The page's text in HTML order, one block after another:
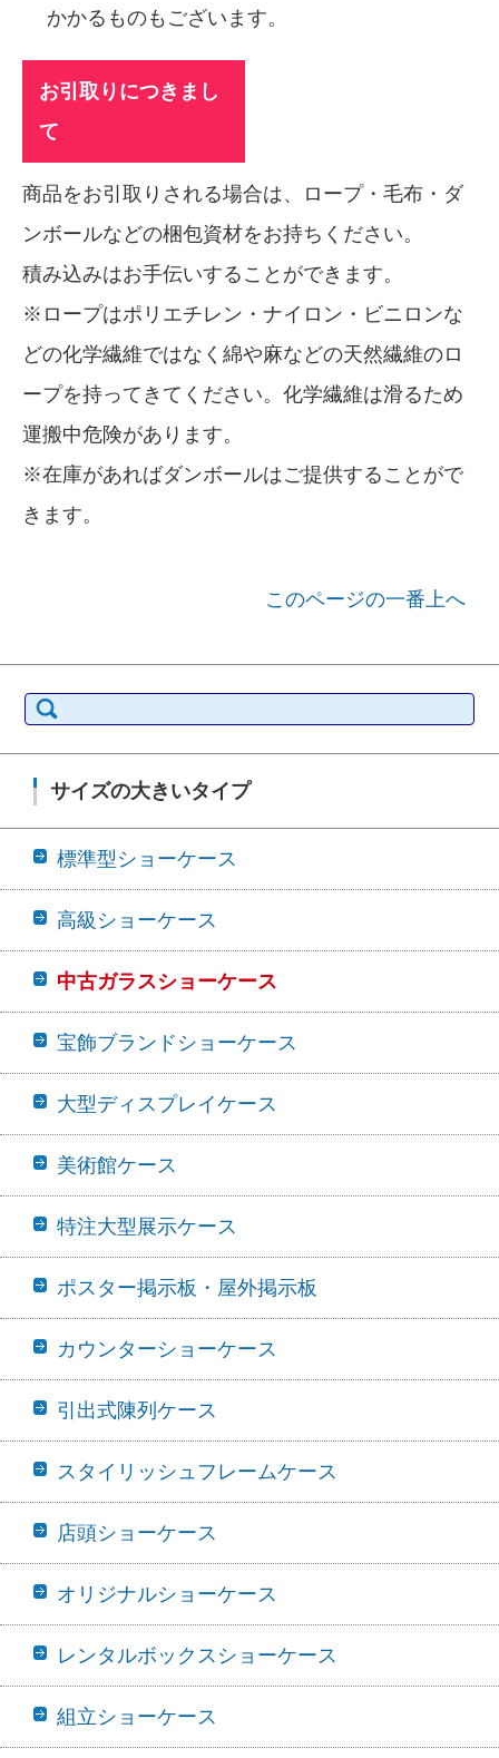
かかるものもございます。
お引取りにつきまし
て
商品をお引取りされる場合は、ロープ・毛布・ダ
ンボールなどの梱包資材をお持ちください。
積み込みはお手伝いすることができます。
※ロープはポリエチレン・ナイロン・ビニロンな
どの化学繊維ではなく綿や麻などの天然繊維のロ
ープを持ってきてください。化学繊維は滑るため
運搬中危険があります。
※在庫があればダンボールはご提供することがで
きます。
このページの一番上へ
検索:
サイズの大きいタイプ
標準型ショーケース
高級ショーケース
中古ガラスショーケース
宝飾ブランドショーケース
大型ディスプレイケース
美術館ケース
特注大型展示ケース
ポスター掲示板・屋外掲示板
カウンターショーケース
引出式陳列ケース
スタイリッシュフレームケース
店頭ショーケース
オリジナルショーケース
レンタルボックスショーケース
組立ショーケース